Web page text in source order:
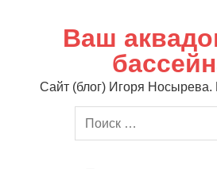
содержимомуВаш
Сайт (блог) Игоря Носырева.